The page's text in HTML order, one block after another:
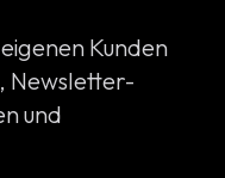
Kunden
Newsletter-
und